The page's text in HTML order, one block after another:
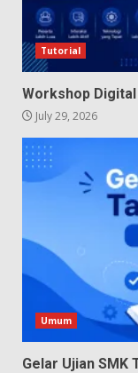
Tutorial
Workshop
July 29, 2026
Umum
Gelar Ujian SMK